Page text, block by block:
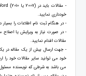
خودداری نمایید.
- در هنگام ثبت نام، اطلاعات را
- در صورت نیاز به ویرایش یا اصلاح
مقالات اقدام نمایید.
- جهت ارسال بیش از یک مقاله در
می باشد به شرطی که نویسنده